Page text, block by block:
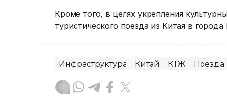
Кроме того, в целях укрепления
туристического поезда из Китая в
Инфраструктура Китай КТЖ Поезда